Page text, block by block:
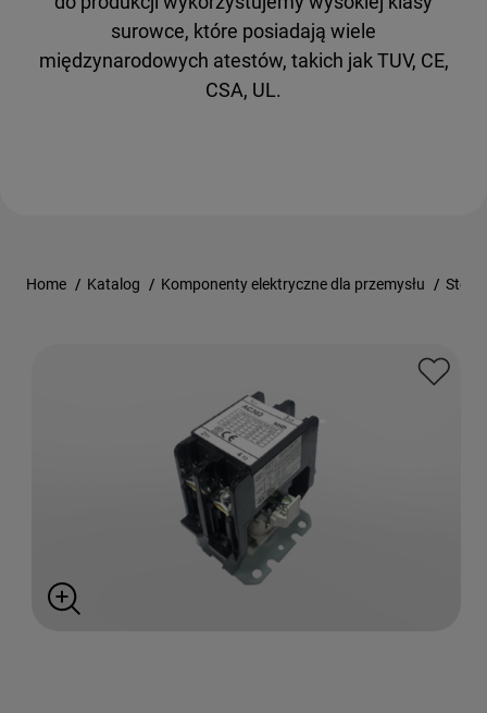
surowce, które posiadają wiele
międzynarodowych atestów, takich jak TUV, CE,
CSA, UL.
Home / Katalog / Komponenty elektryczne dla przemysłu /